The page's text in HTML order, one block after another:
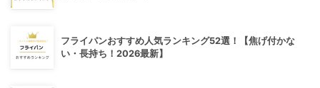
フライパンおすすめ人気ランキング52選！【焦げ付かな
い・長持ち！2026最新】